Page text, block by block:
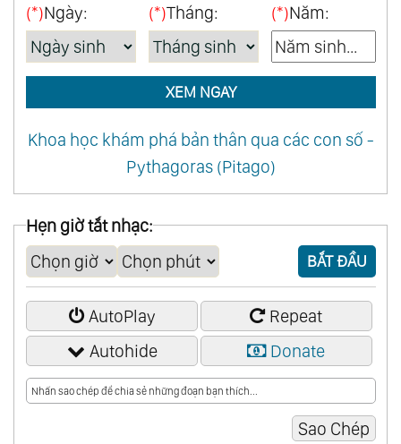
(*)Ngày: (*)Tháng: (*)Năm:
XEM NGAY
Khoa học khám phá bản thân qua các con số -
Pythagoras (Pitago)
Hẹn giờ tắt nhạc:
BẮT ĐẦU
AutoPlay
Repeat
Autohide
Donate